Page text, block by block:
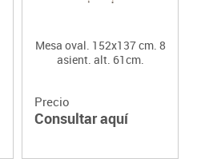
Mesa oval. 152x137 cm. 8
asient. alt. 61cm.
Precio
Consultar aquí